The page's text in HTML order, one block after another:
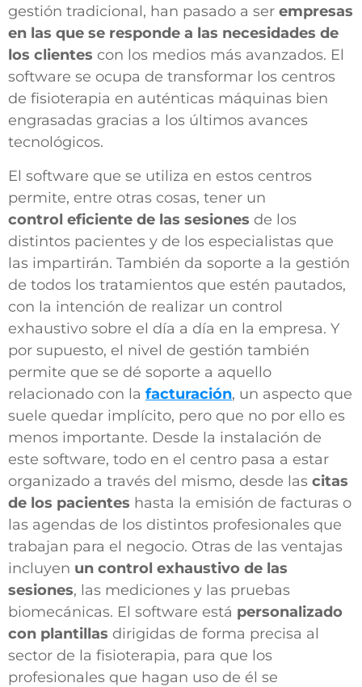
gestión tradicional, han pasado a ser empresas
en las que se responde a las necesidades de
los clientes con los medios más avanzados. El
software se ocupa de transformar los centros
de fisioterapia en auténticas máquinas bien
engrasadas gracias a los últimos avances
tecnológicos.
El software que se utiliza en estos centros
permite, entre otras cosas, tener un
control eficiente de las sesiones de los
distintos pacientes y de los especialistas que
las impartirán. También da soporte a la gestión
de todos los tratamientos que estén pautados,
con la intención de realizar un control
exhaustivo sobre el día a día en la empresa. Y
por supuesto, el nivel de gestión también
permite que se dé soporte a aquello
relacionado con la facturación, un aspecto que
suele quedar implícito, pero que no por ello es
menos importante. Desde la instalación de
este software, todo en el centro pasa a estar
organizado a través del mismo, desde las citas
de los pacientes hasta la emisión de facturas o
las agendas de los distintos profesionales que
trabajan para el negocio. Otras de las ventajas
incluyen un control exhaustivo de las
sesiones, las mediciones y las pruebas
biomecánicas. El software está personalizado
con plantillas dirigidas de forma precisa al
sector de la fisioterapia, para que los
profesionales que hagan uso de él se